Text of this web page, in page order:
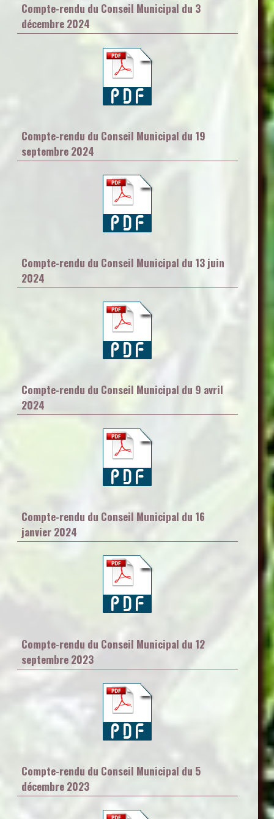
Compte-rendu du Conseil Municipal du 3
décembre 2024
Compte-rendu du Conseil Municipal du 19
septembre 2024
Compte-rendu du Conseil Municipal du 13 juin
2024
Compte-rendu du Conseil Municipal du 9 avril
2024
Compte-rendu du Conseil Municipal du 16
janvier 2024
Compte-rendu du Conseil Municipal du 12
septembre 2023
Compte-rendu du Conseil Municipal du 5
décembre 2023